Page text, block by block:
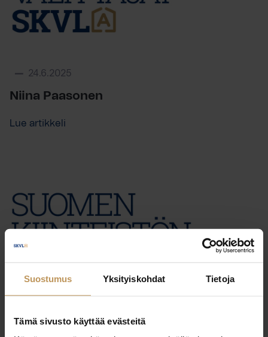
Suostumus Yksityiskohdat Tietoja
Tämä sivusto käyttää evästeitä
24.6.2025
Niina Paasonen
Lue artikkeli